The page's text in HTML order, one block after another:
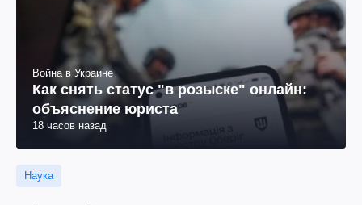
Война в Украине
Как снять статус "в розыске" онлайн:
объяснение юриста
18 часов назад
Наука